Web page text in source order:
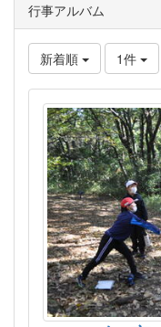
行事アルバム
新着順 1件